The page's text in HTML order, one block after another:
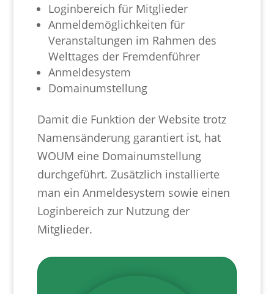
Loginbereich für Mitglieder
Anmeldemöglichkeiten für
Veranstaltungen im Rahmen des
Welttages der Fremdenführer
Anmeldesystem
Domainumstellung
Damit die Funktion der Website trotz
Namensänderung garantiert ist, hat
WOUM eine Domainumstellung
durchgeführt. Zusätzlich installierte
man ein Anmeldesystem sowie einen
Loginbereich zur Nutzung der
Mitglieder.